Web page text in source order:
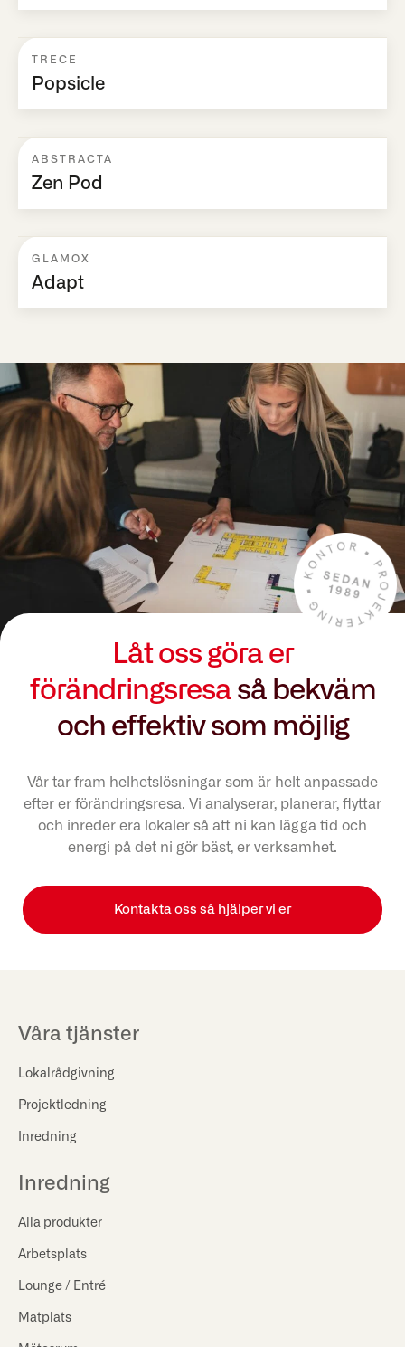
TRECE
Popsicle
ABSTRACTA
Zen Pod
GLAMOX
Adapt
Låt oss göra er
förändringsresa så bekväm
och effektiv som möjlig
Vår tar fram helhetslösningar som är helt anpassade
efter er förändringsresa. Vi analyserar, planerar, flyttar
och inreder era lokaler så att ni kan lägga tid och
energi på det ni gör bäst, er verksamhet.
Kontakta oss så hjälper vi er
Våra tjänster
Lokalrådgivning
Projektledning
Inredning
Inredning
Alla produkter
Arbetsplats
Lounge / Entré
Matplats